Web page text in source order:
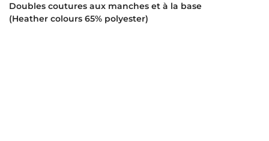
Doubles coutures aux manches et à la base
(Heather colours 65% polyester)